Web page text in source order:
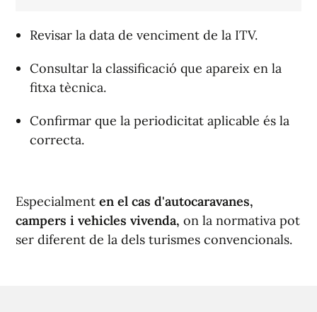
Revisar la data de venciment de la ITV.
Consultar la classificació que apareix en la
fitxa tècnica.
Confirmar que la periodicitat aplicable és la
correcta.
Especialment en el cas d'autocaravanes,
campers i vehicles vivenda, on la normativa pot
ser diferent de la dels turismes convencionals.